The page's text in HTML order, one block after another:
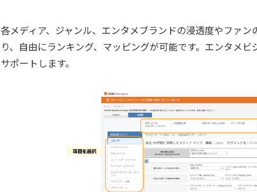
各メディア、ジャンル、エンタメブランドの浸透度やファ
り、自由にランキング、マッピングが可能です。エンタメ
サポートします。